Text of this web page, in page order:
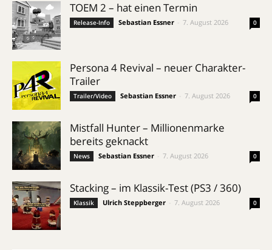
TOEM 2 – hat einen Termin
Release-Info Sebastian Essner 7. August 2026 0
Persona 4 Revival – neuer Charakter-
Trailer
Trailer/Video Sebastian Essner 7. August 2026 0
Mistfall Hunter – Millionenmarke
bereits geknackt
News Sebastian Essner 7. August 2026 0
Stacking – im Klassik-Test (PS3 / 360)
Klassik Ulrich Steppberger 7. August 2026 0